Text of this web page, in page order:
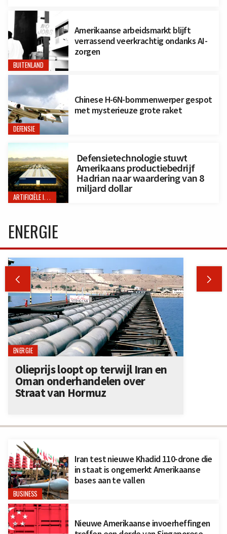
BUITENLAND
Amerikaanse arbeidsmarkt blijft
verrassend veerkrachtig ondanks AI-
zorgen
DEFENSIE
Chinese H-6N-bommenwerper gespot
met mysterieuze grote raket
ARTIFICIËLE INTELLIGENTIE
Defensietechnologie stuwt
Amerikaans productiebedrijf
Hadrian naar waardering van 8
miljard dollar
BUSINESS
Iran test nieuwe Khadid 110-drone die
in staat is ongemerkt Amerikaanse
bases aan te vallen
Nieuwe Amerikaanse invoerheffingen
ENERGIE
 
ENERGIE
Olieprijs loopt op terwijl Iran en
Oman onderhandelen over
Straat van Hormuz